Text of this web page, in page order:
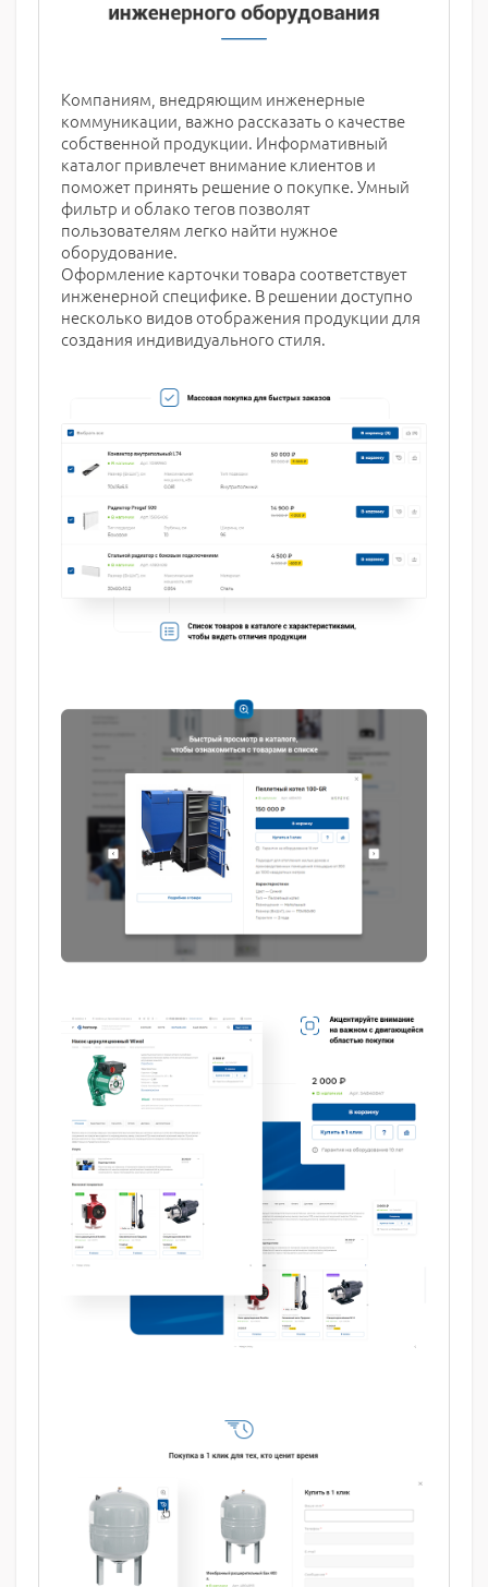
Компаниям, внедряющим инженерные
коммуникации, важно рассказать о качестве
собственной продукции. Информативный
каталог привлечет внимание клиентов и
поможет принять решение о покупке. Умный
фильтр и облако тегов позволят
пользователям легко найти нужное
оборудование.
Оформление карточки товара соответствует
инженерной специфике. В решении доступно
несколько видов отображения продукции для
создания индивидуального стиля.